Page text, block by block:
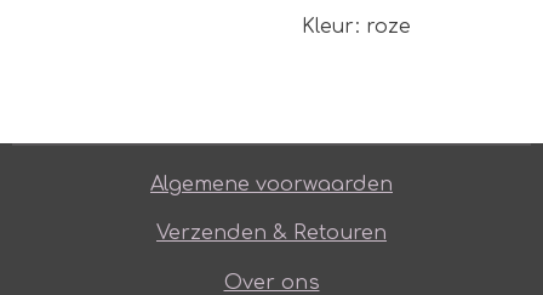
Kleur: roze
Algemene voorwaarden
Verzenden & Retouren
Over ons